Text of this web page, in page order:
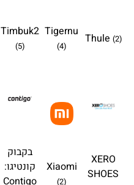
Thule (2)
Tigernu
(4)
Timbuk2
(5)
XERO
SHOES
Xiaomi
(2)
בקבוק
קונטיגו:
Contigo